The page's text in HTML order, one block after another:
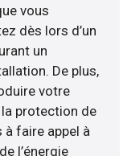
vous
dès lors d’un
un
De plus,
votre
protection de
à faire appel à
l’énergie